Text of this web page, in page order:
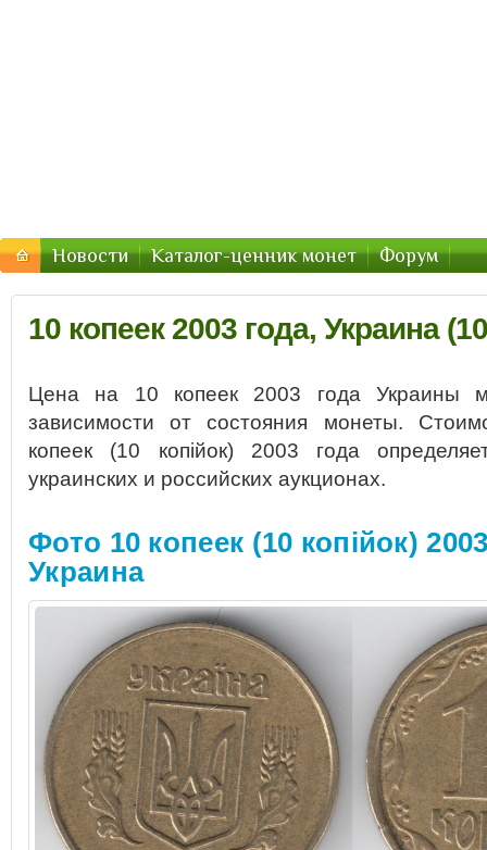
Новости Каталог-ценник монет Форум
10 копеек 2003 года, Украина
Цена на 10 копеек 2003 года Украины
зависимости от состояния монеты.
копеек (10 копійок) 2003 года
украинских и российских аукционах.
Фото 10 копеек (10 копiйок)
Украина